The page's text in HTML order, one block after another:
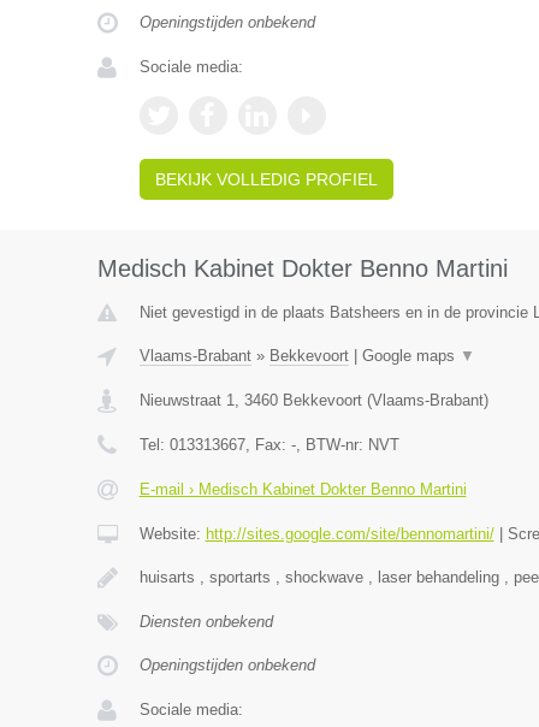
Openingstijden onbekend
Sociale media:
BEKIJK VOLLEDIG PROFIEL
Medisch Kabinet Dokter Benno Martini
Niet gevestigd in de plaats Batsheers en in de provincie
Vlaams-Brabant» Bekkevoort| Google maps ▼
Nieuwstraat 1, 3460 Bekkevoort(Vlaams-Brabant)
Tel: 013313667, Fax: -, BTW-nr: NVT
E-mail › Medisch Kabinet Dokter Benno Martini
Website: http://sites.google.com/site/bennomartini/|
huisarts , sportarts , shockwave , laser behandeling ,
Diensten onbekend
Openingstijden onbekend
Sociale media: